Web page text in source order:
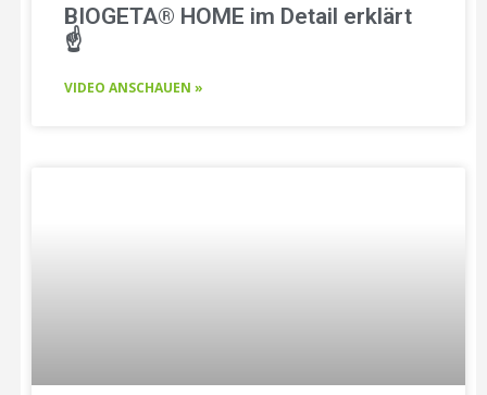
BIOGETA® HOME im Detail erklärt
☝️
VIDEO ANSCHAUEN »